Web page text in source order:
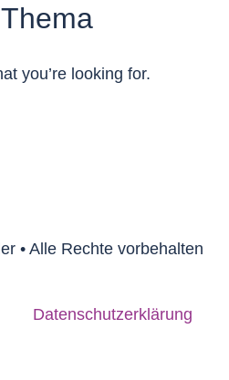
you’re looking for.
• Alle Rechte vorbehalten
Datenschutzerklärung